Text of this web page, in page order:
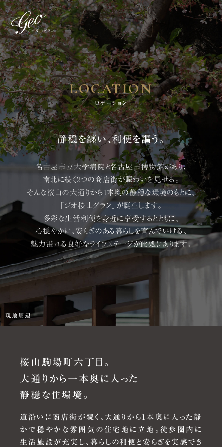
NEWS
第3期販売予定 ※
コンセプトルーム案内会 開催中
2LDK 61.68㎡ / 3LDK 79.19㎡ /
4LDK 90.56㎡
※販売時期・内容の詳細は物件概要をご確認ください。
物件エントリーはこちら
来場予約はこちら
「瑞穂・桜山の資産性 」を公開しました。
2025.12.15
「設備・仕様 」を公開しました。
物件エントリー受付中
物件エントリーいただくと物件の最新情報をご覧いただけます
物件エントリーはこちら
ご来場予約受付中
来場予約はこちら
ジオ桜山マンションサロン
定休日/水曜・木曜（祝日除く）
※携帯電話からもご利用いただけます。
LOCATION
ロケーション
静穏を纏い、利便を謳う。
名古屋市立大学病院と名古屋市博物館があり、
南北に続く2つの商店街が賑わいを見せる。
そんな桜山の大通りから1本奥の静穏な環境のもとに、
「ジオ桜山グラン」が誕生します。
多彩な生活利便を身近に享受するとともに、
心穏やかに、安らぎのある暮らしを育んでいける、
魅力溢れる良好なライフステージが此処にあります。
現地周辺
桜山駒場町六丁目。
大通りから一本奥に入った
静穏な住環境。
道沿いに商店街が続く、大通りから1本奥に入った静
かで穏やかな雰囲気の住宅地に立地。徒歩圏内に
生活施設が充実し、暮らしの利便と安らぎを実感でき